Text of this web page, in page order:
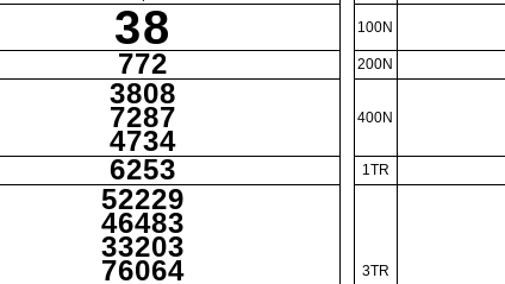
38
772
3808
7287
4734
6253
52229
46483
33203
76064
100N
200N
400N
1TR
3TR